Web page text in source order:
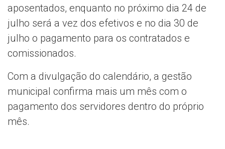
aposentados, enquanto no próximo dia 24 de
julho será a vez dos efetivos e no dia 30 de
julho o pagamento para os contratados e
comissionados.
Com a divulgação do calendário, a gestão
municipal confirma mais um mês com o
pagamento dos servidores dentro do próprio
mês.